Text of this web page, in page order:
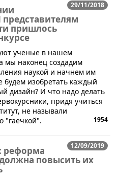
29/11/2018
пришлось
ученые в нашем
мы наконец создадим
наукой и начнем им
будем изобретать каждый
дизайн? И что надо делать
придя учиться
не называли
"гаечкой".
1954
12/09/2019
реформа
повысить их